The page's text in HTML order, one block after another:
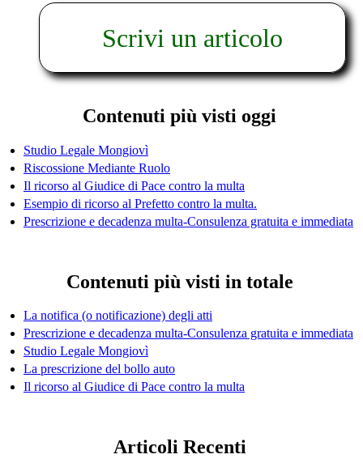
Scrivi un articolo
Contenuti più visti oggi
Studio Legale Mongiovì
Riscossione Mediante Ruolo
Il ricorso al Giudice di Pace contro la multa
Esempio di ricorso al Prefetto contro la multa.
Prescrizione e decadenza multa-Consulenza gratuita e immediata
Contenuti più visti in totale
La notifica (o notificazione) degli atti
Prescrizione e decadenza multa-Consulenza gratuita e immediata
Studio Legale Mongiovì
La prescrizione del bollo auto
Il ricorso al Giudice di Pace contro la multa
Articoli Recenti